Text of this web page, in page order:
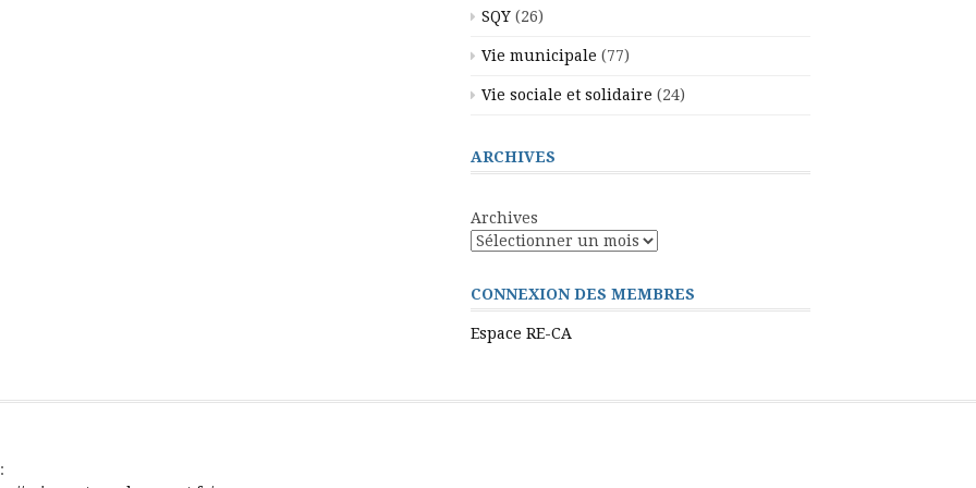
SQY (26)
Vie municipale (77)
Vie sociale et solidaire (24)
ARCHIVES
Archives
CONNEXION DES MEMBRES
Espace RE-CA